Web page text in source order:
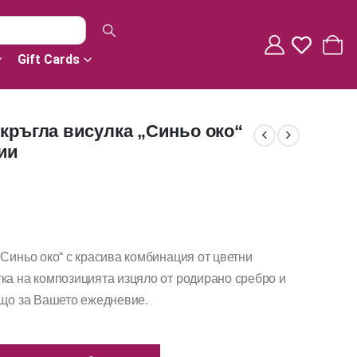
Gift Cards
висулка „Синьо око“
око“ с красива комбинация от цветни
на композицията изцяло от родирано сребро и
за Вашето ежедневие.